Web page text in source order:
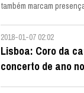
também marcam
2018-01-07 02:02
Lisboa: Coro da
concerto de ano